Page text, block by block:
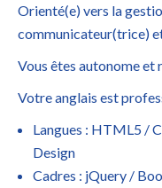
Orienté(e) vers la
communicateur(trice)
Vous êtes autonome et
Votre anglais est
Langues : HTML5 /
Design
Cadres : jQuery /